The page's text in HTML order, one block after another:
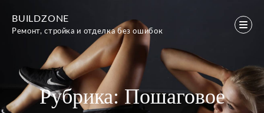
содержимому
BUILDZONE
Ремонт, стройка и отделка без ошибок
Рубрика:Пошаговое